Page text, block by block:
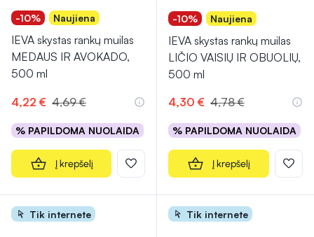
-10% Naujiena
IEVA skystas rankų muilas
MEDAUS IR AVOKADO,
500 ml
4,22 € 4,69 €
% PAPILDOMA NUOLAIDA
Į krepšelį
-10% Naujiena
IEVA skystas rankų muilas
LIČIO VAISIŲ IR OBUOLIŲ,
500 ml
4,30 € 4,78 €
% PAPILDOMA NUOLAIDA
Į krepšelį
Tik internete Tik internete